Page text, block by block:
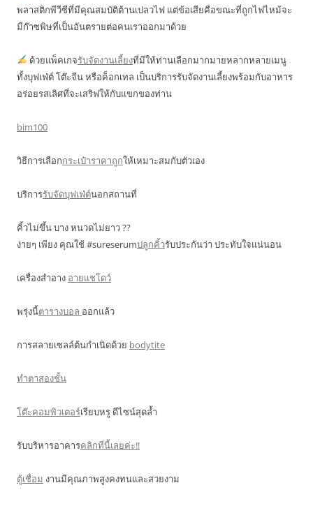
พลาสติกพีวีซีที่มีคุณสมบัติต้านเปลวไฟ แต่ข้อเสียคือขณะที่ถูกไฟไหม้จะ
มีก๊าซพิษที่เป็นอันตรายต่อคนเราออกมาด้วย
ด้วยแพ็คเกจรับจัดงานเลี้ยงที่มีให้ท่านเลือกมากมายหลากหลายเมนู
ทั้งบุฟเฟ่ต์ โต๊ะจีน หรือค็อกเทล เป็นบริการรับจัดงานเลี้ยงพร้อมกับอาหาร
อร่อยรสเลิศที่จะเสริฟให้กับแขกของท่าน
bim100
วิธีการเลือกกระเป๋าราคาถูกให้เหมาะสมกับตัวเอง
บริการรับจัดบุฟเฟ่ต์นอกสถานที่
คิ้วไม่ขึ้น บาง หนวดไม่ยาว ??
ง่ายๆ เพียง คุณใช้ #sureserumปลูกคิ้วรับประกันว่า ประทับใจแน่นอน
เครื่องสำอาง อายแชโดว์
พรุ่งนี้ตารางบอล ออกแล้ว
การสลายเซลล์ต้นกำเนิดด้วย bodytite
ทำตาสองชั้น
โต๊ะคอมพิวเตอร์เรียบหรู ดีไซน์สุดล้ำ
รับบริหารอาคารคลิกที่นี้เลยค่ะ!!
ตู้เชื่อม งานมีคุณภาพสูงคงทนและสวยงาม